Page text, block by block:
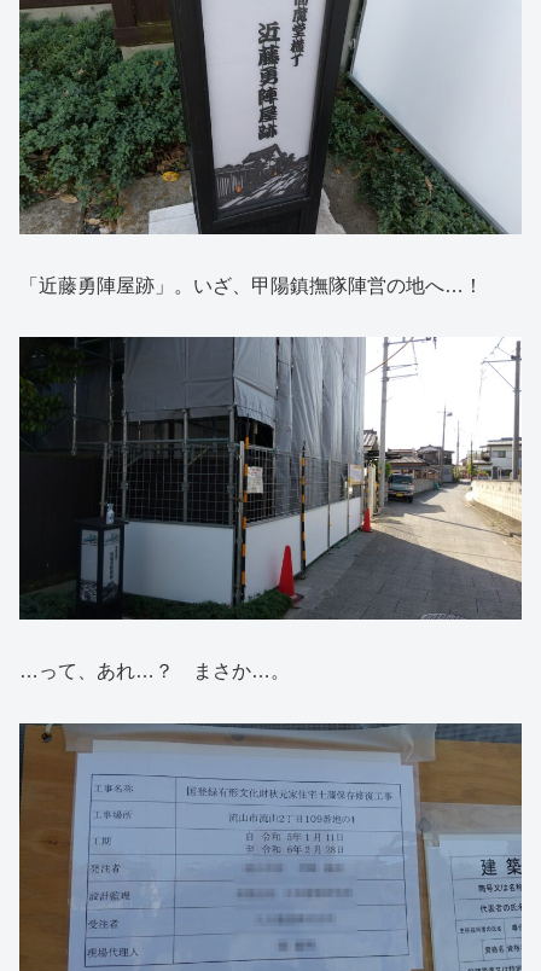
「近藤勇陣屋跡」。いざ、甲陽鎮撫隊陣営の地へ…！
…って、あれ…？ まさか…。